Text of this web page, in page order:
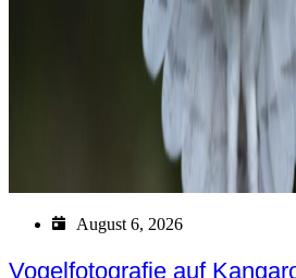
August 6, 2026
Vogelfotografie auf